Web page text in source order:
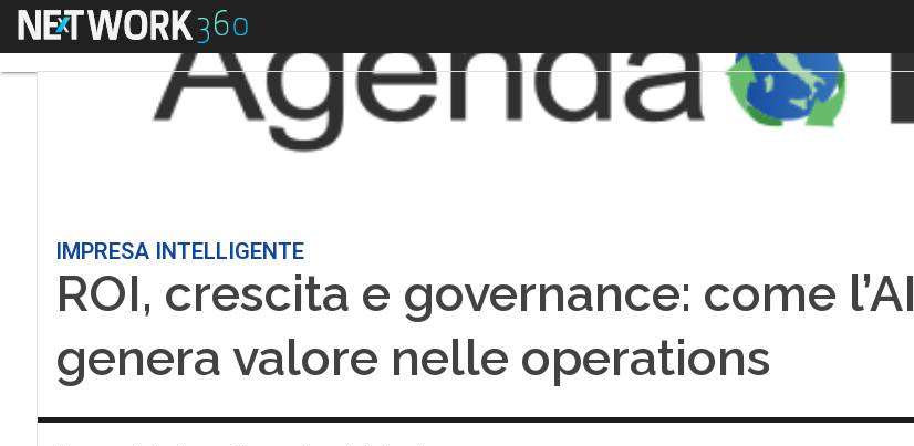
Menu
IMPRESA INTELLIGENTE
ROI, crescita e governance: come l’AI
genera valore nelle operations